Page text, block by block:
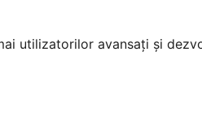
utilizatorilor avansați și